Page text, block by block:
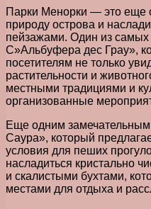
Парки Менорки — это еще
природу острова и
пейзажами. Один из
С»Альбуфера дес Грау»,
посетителям не только
растительности и
местными традициями и
организованные
Еще одним
Саура», который
условия для пеших
насладиться кристально
и скалистыми бухтами,
местами для отдыха и